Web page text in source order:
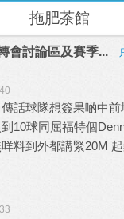
拖肥茶館
會討論區及賽季...
話球隊想簽果啲中
到10球同屈福特個
料到外都講緊20M